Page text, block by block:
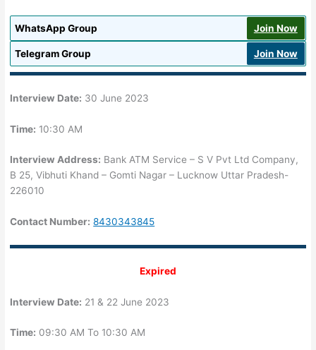
WhatsApp Group Join Now
Telegram Group Join Now
Interview Date: 30 June 2023
Time: 10:30 AM
Interview Address: Bank ATM Service – S V Pvt Ltd Company,
B 25, Vibhuti Khand – Gomti Nagar – Lucknow Uttar Pradesh-
226010
Contact Number: 8430343845
Expired
Interview Date: 21 & 22 June 2023
Time: 09:30 AM To 10:30 AM